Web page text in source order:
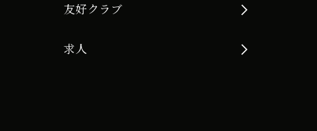
友好クラブ
求人